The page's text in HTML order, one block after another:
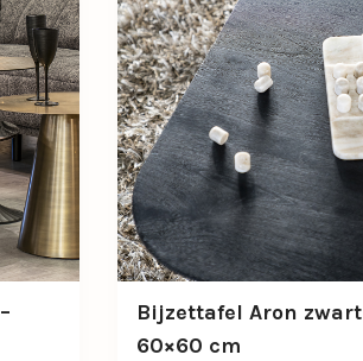
Bijzettafel Aron zwart
60×60 cm